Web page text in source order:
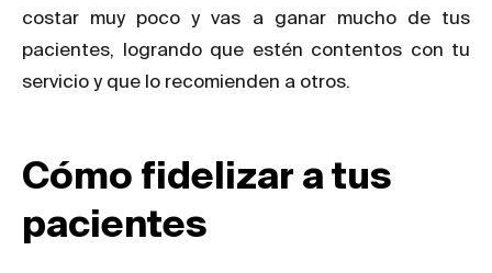
costar muy poco y vas a ganar mucho de tus
pacientes, logrando que estén contentos con tu
servicio y que lo recomienden a otros.
Cómo fidelizar a tus
pacientes